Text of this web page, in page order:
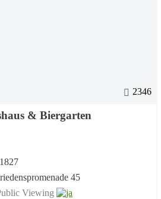
2346
& Biergarten
45
Viewing